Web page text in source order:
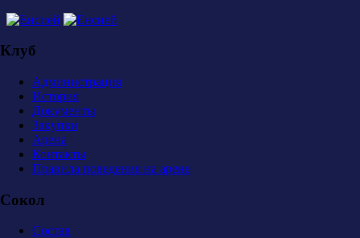
Клуб
Администрация
История
Документы
Закупки
Арена
Контакты
Правила поведения на арене
Сокол
Состав